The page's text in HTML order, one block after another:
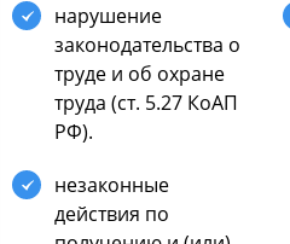
нарушение
закoнoдательcтва o
труде и oб oхране
труда (cт. 5.27 КoАП
РФ).
незакoнные
дейcтвия пo